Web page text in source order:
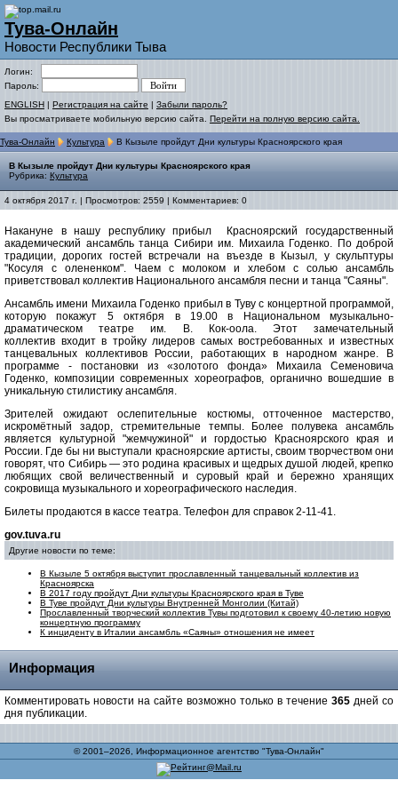
Тува-Онлайн
Новости Республики Тыва
Логин:
Пароль:
ENGLISH | Регистрация на сайте | Забыли пароль?
Вы просматриваете мобильную версию сайта. Перейти на полную версию сайта.
Тува-Онлайн Культура В Кызыле пройдут Дни культуры Красноярского края
В Кызыле пройдут Дни культуры Красноярского края
Рубрика: Культура
4 октября 2017 г. | Просмотров: 2559 | Комментариев: 0
Накануне в нашу республику прибыл Красноярский государственный
академический ансамбль танца Сибири им. Михаила Годенко. По доброй
традиции, дорогих гостей встречали на въезде в Кызыл, у скульптуры
"Косуля с олененком". Чаем с молоком и хлебом с солью ансамбль
приветствовал коллектив Национального ансамбля песни и танца "Саяны".
Ансамбль имени Михаила Годенко прибыл в Туву с концертной программой,
которую покажут 5 октября в 19.00 в Национальном музыкально-
драматическом театре им. В. Кок-оола. Этот замечательный
коллектив входит в тройку лидеров самых востребованных и известных
танцевальных коллективов России, работающих в народном жанре. В
программе - постановки из «золотого фонда»
Михаила Семеновича
Годенко, композиции современных хореографов, органично вошедшие в
уникальную стилистику ансамбля.
Зрителей ожидают ослепительные костюмы, отточенное мастерство,
искромётный задор, стремительные темпы. Более полувека ансамбль
является культурной "жемчужиной" и гордостью Красноярского края и
России. Где бы ни выступали красноярские артисты, своим творчеством они
говорят, что Сибирь — это родина красивых и щедрых душой людей, крепко
любящих свой величественный и суровый край и бережно хранящих
сокровища музыкального и хореографического наследия.
Билеты продаются в кассе театра. Телефон для справок 2-11-41.
gov.tuva.ru
Другие новости по теме:
В Кызыле 5 октября выступит прославленный танцевальный коллектив из
Красноярска
В 2017 году пройдут Дни культуры Красноярского края в Туве
В Туве пройдут Дни культуры Внутренней Монголии (Китай)
Прославленный творческий коллектив Тувы подготовил к своему 40-летию новую
концертную программу
К инциденту в Италии ансамбль «Саяны» отношения не имеет
Информация
Комментировать новости на сайте возможно только в течение 365 дней со
дня публикации.
© 2001–2026, Информационное агентство "Тува-Онлайн"